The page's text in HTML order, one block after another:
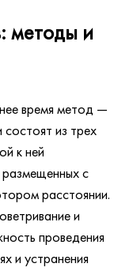
методы и
время метод —
из трех
к ней
размещенных с
расстоянии.
и
проведения
и устранения